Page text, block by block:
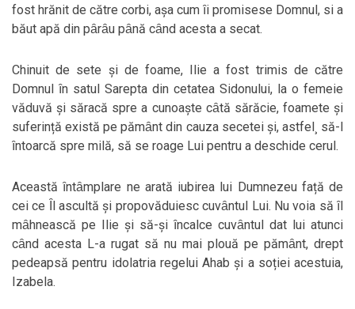
fost hrănit de către corbi, așa cum ȋi promisese Domnul, si a
băut apă din pȃrȃu pȃnă cȃnd acesta a secat.
Chinuit de sete și de foame, Ilie a fost trimis de către
Domnul ȋn satul Sarepta din cetatea Sidonului, la o femeie
văduvă și săracă spre a cunoaște cȃtă sărăcie, foamete și
suferință există pe pămȃnt din cauza secetei și, astfel¸ să-l
ȋntoarcă spre milă, să se roage Lui pentru a deschide cerul.
Această ȋntȃmplare ne arată iubirea lui Dumnezeu față de
cei ce Ȋl ascultă și propovăduiesc cuvȃntul Lui. Nu voia să ȋl
mȃhnească pe Ilie și să-și ȋncalce cuvȃntul dat lui atunci
cȃnd acesta L-a rugat să nu mai plouă pe pămȃnt, drept
pedeapsă pentru idolatria regelui Ahab și a soției acestuia,
Izabela.